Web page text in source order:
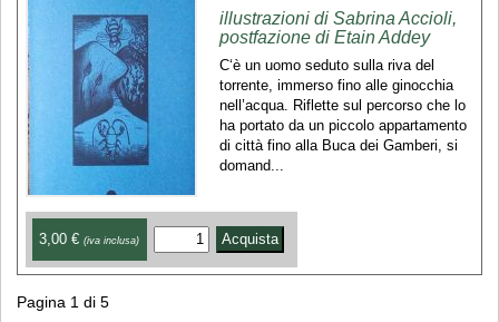
illustrazioni di Sabrina Accioli,
postfazione di Etain Addey
C‘è un uomo seduto sulla riva del
torrente, immerso fino alle ginocchia
nell’acqua. Riflette sul percorso che lo
ha portato da un piccolo appartamento
di città fino alla Buca dei Gamberi, si
domand...
3,00 € (iva inclusa)
Pagina 1 di 5